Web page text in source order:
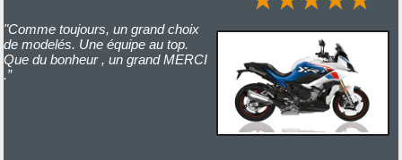
"Comme toujours, un grand choix
de modelés. Une équipe au top.
Que du bonheur , un grand MERCI
.”